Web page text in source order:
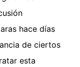
hace días
de ciertos
esta